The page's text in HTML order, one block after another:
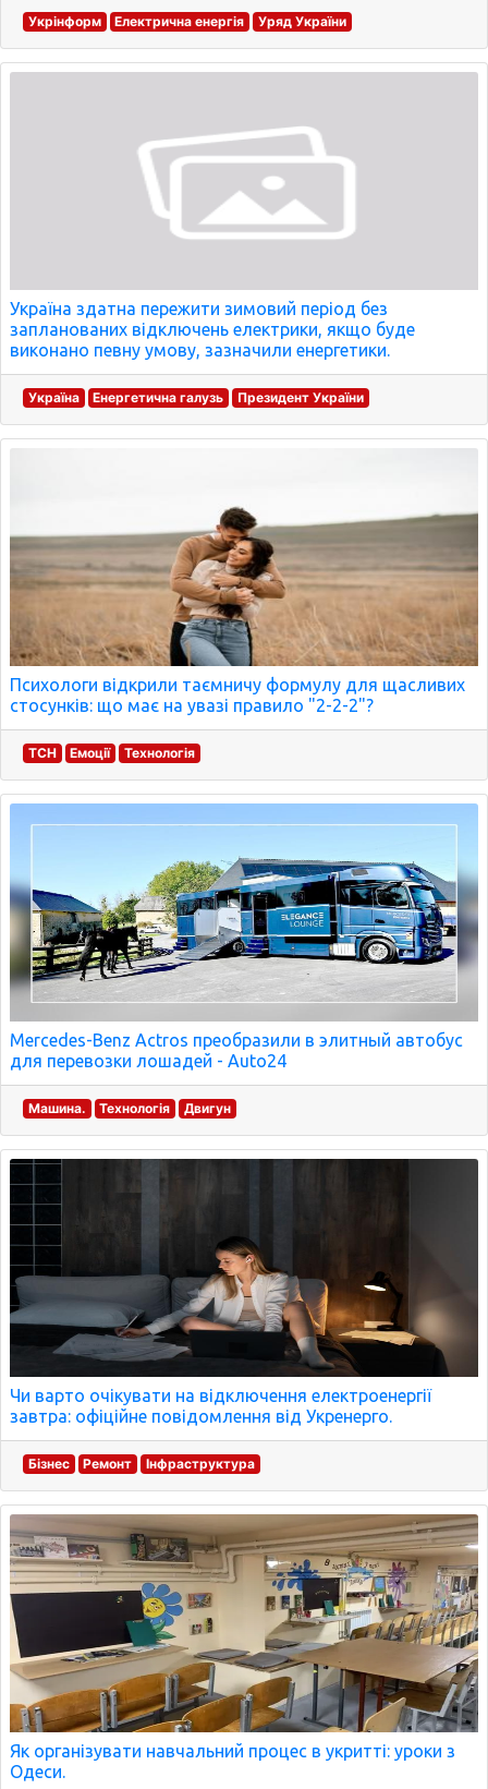
Укрінформ Електрична енергія Уряд України
Україна здатна пережити зимовий період без
запланованих відключень електрики, якщо буде
виконано певну умову, зазначили енергетики.
Україна Енергетична галузь Президент України
Психологи відкрили таємничу формулу для щасливих
стосунків: що має на увазі правило "2-2-2"?
ТСН Емоції Технологія
Mercedes-Benz Actros преобразили в элитный автобус
для перевозки лошадей - Auto24
Машина. Технологія Двигун
Чи варто очікувати на відключення електроенергії
завтра: офіційне повідомлення від Укренерго.
Бізнес Ремонт Інфраструктура
Як організувати навчальний процес в укритті: уроки з
Одеси.